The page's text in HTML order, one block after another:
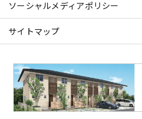
ソーシャルメディアポリシー
サイトマップ